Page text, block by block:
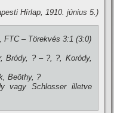
Hí­rlap, 1910. június 5.)
FTC – Törekvés 3:1 (3:0)
Bródy, ? – ?, ?, Koródy,
Beöthy, ?
vagy Schlosser illetve